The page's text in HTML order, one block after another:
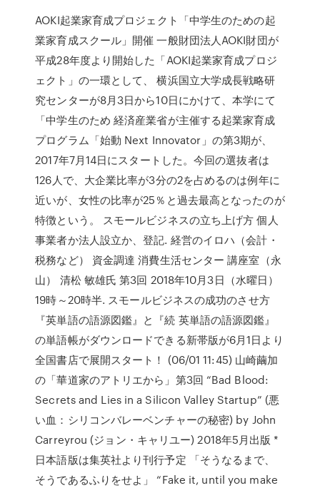
AOKI起業家育成プロジェクト「中学生のための起
業家育成スクール」開催 一般財団法人AOKI財団が
平成28年度より開始した「AOKI起業家育成プロジ
ェクト」の一環として、 横浜国立大学成長戦略研
究センターが8月3日から10日にかけて、本学にて
「中学生のため 経済産業省が主催する起業家育成
プログラム「始動 Next Innovator」の第3期が、
2017年7月14日にスタートした。今回の選抜者は
126人で、大企業比率が3分の2を占めるのは例年に
近いが、女性の比率が25％と過去最高となったのが
特徴という。 スモールビジネスの立ち上げ方 個人
事業者か法人設立か、登記. 経営のイロハ（会計・
税務など） 資金調達 消費生活センター 講座室（永
山） 清松 敏雄氏 第3回 2018年10月3日（水曜日）
19時～20時半. スモールビジネスの成功のさせ方
『英単語の語源図鑑』と『続 英単語の語源図鑑』
の単語帳がダウンロードできる新帯版が6月1日より
全国書店で展開スタート！ (06/01 11:45) 山崎繭加
の「華道家のアトリエから」第3回 “Bad Blood:
Secrets and Lies in a Silicon Valley Startup” (悪
い血：シリコンバレーベンチャーの秘密) by John
Carreyrou (ジョン・キャリユー) 2018年5月出版 *
日本語版は集英社より刊行予定 「そうなるまで、
そうであるふりをせよ」 “Fake it, until you make